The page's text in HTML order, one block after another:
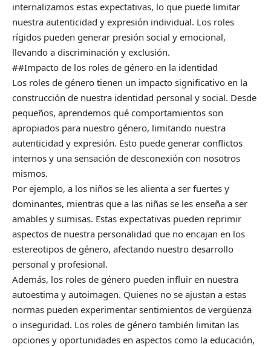
internalizamos estas expectativas, lo que puede limitar
nuestra autenticidad y expresión individual. Los roles
rígidos pueden generar presión social y emocional,
llevando a discriminación y exclusión.
##Impacto de los roles de género en la identidad
Los roles de género tienen un impacto significativo en la
construcción de nuestra identidad personal y social. Desde
pequeños, aprendemos qué comportamientos son
apropiados para nuestro género, limitando nuestra
autenticidad y expresión. Esto puede generar conflictos
internos y una sensación de desconexión con nosotros
mismos.
Por ejemplo, a los niños se les alienta a ser fuertes y
dominantes, mientras que a las niñas se les enseña a ser
amables y sumisas. Estas expectativas pueden reprimir
aspectos de nuestra personalidad que no encajan en los
estereotipos de género, afectando nuestro desarrollo
personal y profesional.
Además, los roles de género pueden influir en nuestra
autoestima y autoimagen. Quienes no se ajustan a estas
normas pueden experimentar sentimientos de vergüenza
o inseguridad. Los roles de género también limitan las
opciones y oportunidades en aspectos como la educación,